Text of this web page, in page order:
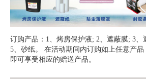
订购产品：1、烤房保护液; 2、遮蔽膜; 3、
5、砂纸。 在活动期间内订购如上任意产品
即可享受相应的赠送产品。